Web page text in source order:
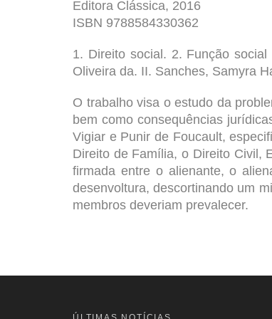
Editora Clássica, 2016
ISBN 9788584330362
1. Direito social. 2. Função
Oliveira da. II. Sanches, Samyra
O trabalho visa o estudo da
bem como consequências
Vigiar e Punir de Foucault,
Direito de Família, o Direito Civil,
firmada entre o alienante, o
desenvoltura, descortinando um
membros deveriam prevalecer.